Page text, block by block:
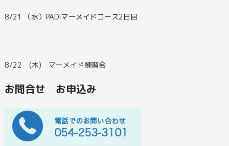
8/21 （水）PADIマーメイドコース2日目
8/22 (木) マーメイド練習会
お問合せ お申込み